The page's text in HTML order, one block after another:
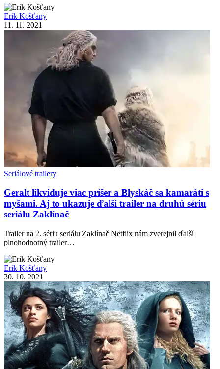
Erik Košťany
11. 11. 2021
Seriálové trailery
Geralt likviduje viac príšer a Blyskáč sa kamaráti s
myšami. Aj to ukazuje ďalší trailer na druhú sériu
seriálu Zaklínač
Trailer na 2. sériu seriálu Zaklínač Netflix nám zverejnil ďalší
plnohodnotný trailer…
Erik Košťany
30. 10. 2021